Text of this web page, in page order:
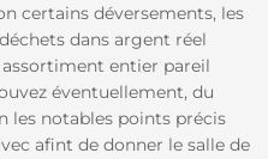
certains déversements, les
dans argent réel
entier pareil
éventuellement, du
les notables points précis
afint de donner le salle de